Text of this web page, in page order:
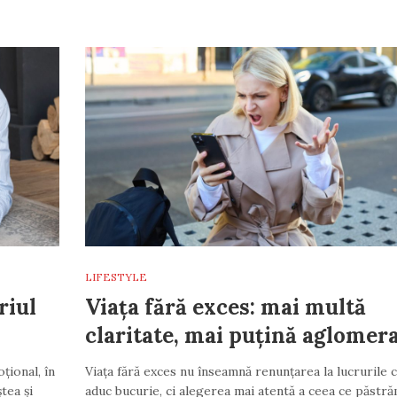
în
și
LIFESTYLE
Viața fără exces: mai multă
claritate, mai puțină
Viața fără exces nu înseamnă renunțarea la lucrurile
aduc bucurie, ci alegerea mai atentă a ceea ce